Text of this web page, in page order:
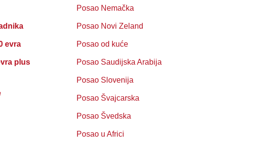
evra
plus
Posao Nemačka
Posao Novi Zeland
Posao od kuće
Posao Saudijska Arabija
Posao Slovenija
Posao Švajcarska
Posao Švedska
Posao u Africi